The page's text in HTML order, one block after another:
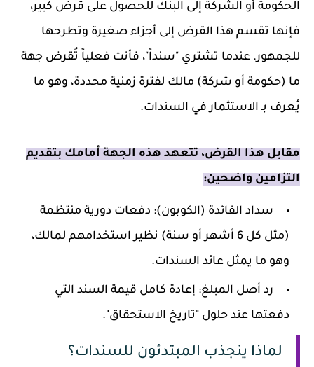
الحكومة أو الشركة إلى البنك للحصول على قرض كبير،
فإنها تقسم هذا القرض إلى أجزاء صغيرة وتطرحها
للجمهور. عندما تشتري "سنداً"، فأنت فعلياً تُقرض جهة
ما (حكومة أو شركة) مالك لفترة زمنية محددة، وهو ما
يُعرف بـ الاستثمار في السندات.
مقابل هذا القرض، تتعهد هذه الجهة أمامك بتقديم
التزامين واضحين:
سداد الفائدة (الكوبون): دفعات دورية منتظمة
(مثل كل 6 أشهر أو سنة) نظير استخدامهم لمالك،
وهو ما يمثل عائد السندات.
رد أصل المبلغ: إعادة كامل قيمة السند التي
دفعتها عند حلول "تاريخ الاستحقاق".
لماذا ينجذب المبتدئون للسندات؟